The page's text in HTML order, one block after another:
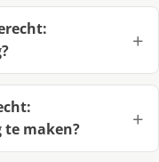
te maken?